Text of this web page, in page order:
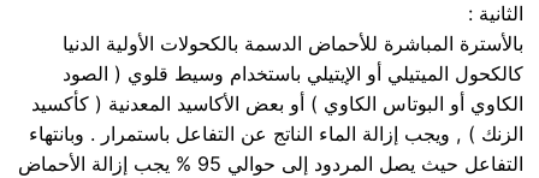
الثانية :
بالأسترة المباشرة للأحماض الدسمة بالكحولات الأولية الدنيا
كالكحول الميتيلي أو الإيتيلي باستخدام وسيط قلوي ( الصود
الكاوي أو البوتاس الكاوي ) أو بعض الأكاسيد المعدنية ( كأكسيد
الزنك ) , ويجب إزالة الماء الناتج عن التفاعل باستمرار . وبانتهاء
التفاعل حيث يصل المردود إلى حوالي 95 % يجب إزالة الأحماض